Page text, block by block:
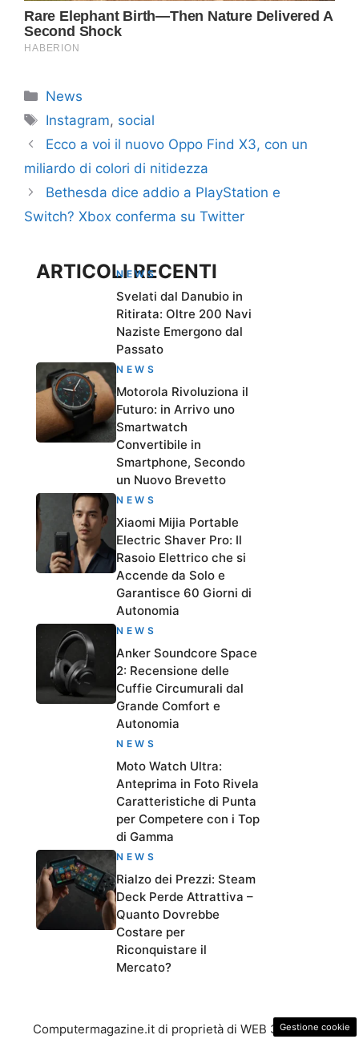
Categorie
News
Tag
Instagram, social
Ecco a voi il nuovo Oppo Find X3, con un
miliardo di colori di nitidezza
Bethesda dice addio a PlayStation e
Switch? Xbox conferma su Twitter
ARTICOLI RECENTI
NEWS
Svelati dal Danubio in
Ritirata: Oltre 200 Navi
Naziste Emergono dal
Passato
NEWS
Motorola Rivoluziona il
Futuro: in Arrivo uno
Smartwatch
Convertibile in
Smartphone, Secondo
un Nuovo Brevetto
NEWS
Xiaomi Mijia Portable
Electric Shaver Pro: Il
Rasoio Elettrico che si
Accende da Solo e
Garantisce 60 Giorni di
Autonomia
NEWS
Anker Soundcore Space
2: Recensione delle
Cuffie Circumurali dal
Grande Comfort e
Autonomia
NEWS
Moto Watch Ultra:
Anteprima in Foto Rivela
Caratteristiche di Punta
per Competere con i Top
di Gamma
NEWS
Rialzo dei Prezzi: Steam
Deck Perde Attrattiva –
Quanto Dovrebbe
Costare per
Riconquistare il
Mercato?
Computermagazine.it di proprietà di WEB 365 SRL -
Gestione cookie